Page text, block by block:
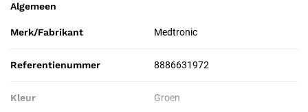
Algemeen
Merk/Fabrikant Medtronic
Referentienummer 8886631972
Kleur Groen